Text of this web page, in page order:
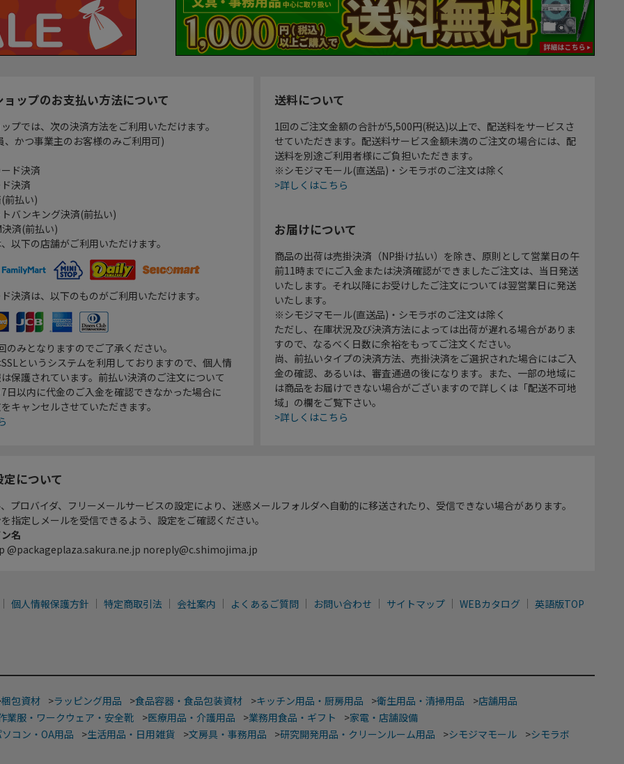
ップのお支払い方法について
プでは、次の決済方法をご利用いただけます。
、かつ事業主のお客様のみご利用可)
ド決済
決済
前払い)
バンキング決済(前払い)
決済(前払い)
以下の店舗がご利用いただけます。
決済は、以下のものがご利用いただけます。
のみとなりますのでご了承ください。
というシステムを利用しておりますので、個人情
保護されています。前払い決済のご注文について
日以内に代金のご入金を確認できなかった場合に
キャンセルさせていただきます。
送料について
1回のご注文金額の合計が5,500円(税込)以上で、配送料をサービスさ
せていただきます。配送料サービス金額未満のご注文の場合には、配
送料を別途ご利用者様にご負担いただきます。
※シモジマモール(直送品)・シモラボのご注文は除く
>詳しくはこちら
お届けについて
商品の出荷は売掛決済（NP掛け払い）を除き、原則として営業日の午
前11時までにご入金または決済確認ができましたご注文は、当日発送
いたします。それ以降にお受けしたご注文については翌営業日に発送
いたします。
※シモジマモール(直送品)・シモラボのご注文は除く
ただし、在庫状況及び決済方法によっては出荷が遅れる場合がありま
すので、なるべく日数に余裕をもってご注文ください。
尚、前払いタイプの決済方法、売掛決済をご選択された場合にはご入
金の確認、あるいは、審査通過の後になります。また、一部の地域に
は商品をお届けできない場合がございますので詳しくは「配送不可地
域」の欄をご覧下さい。
>詳しくはこちら
について
プロバイダ、フリーメールサービスの設定により、迷惑メールフォルダへ自動的に移送されたり、受信できない場合があります。
指定しメールを受信できるよう、設定をご確認ください。
名
@packageplaza.sakura.ne.jp noreply@c.shimojima.jp
個人情報保護方針 特定商取引法 会社案内 よくあるご質問 お問い合わせ サイトマップ WEBカタログ 英語版TOP
梱包資材 >ラッピング用品 >食品容器・食品包装資材 >キッチン用品・厨房用品 >衛生用品・清掃用品 >店舗用品
業服・ワークウェア・安全靴 >医療用品・介護用品 >業務用食品・ギフト >家電・店舗設備
コン・OA用品 >生活用品・日用雑貨 >文房具・事務用品 >研究開発用品・クリーンルーム用品 >シモジマモール >シモラボ